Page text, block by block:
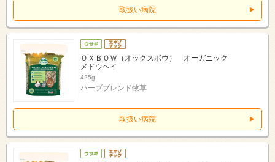
取扱い病院
ＯＸＢＯＷ（オックスボウ） オーガニック
メドウヘイ
425g
ハーブブレンド牧草
取扱い病院